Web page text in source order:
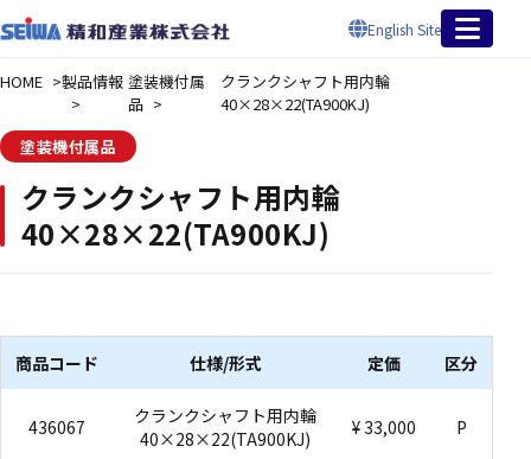
English Site
HOME 製品情報 塗装機付属
品
クランクシャフト用内輪
40×28×22(TA900KJ)
塗装機付属品
クランクシャフト用内輪
40×28×22(TA900KJ)
商品コード 仕様/形式 定価 区分
436067
クランクシャフト用内輪
40×28×22(TA900KJ)
¥ 33,000 P